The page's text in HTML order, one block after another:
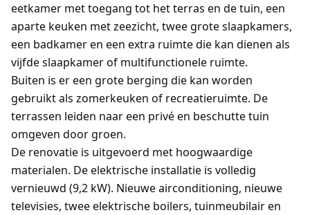
eetkamer met toegang tot het terras en de tuin, een
aparte keuken met zeezicht, twee grote slaapkamers,
een badkamer en een extra ruimte die kan dienen als
vijfde slaapkamer of multifunctionele ruimte.
Buiten is er een grote berging die kan worden
gebruikt als zomerkeuken of recreatieruimte. De
terrassen leiden naar een privé en beschutte tuin
omgeven door groen.
De renovatie is uitgevoerd met hoogwaardige
materialen. De elektrische installatie is volledig
vernieuwd (9,2 kW). Nieuwe airconditioning, nieuwe
televisies, twee elektrische boilers, tuinmeubilair en